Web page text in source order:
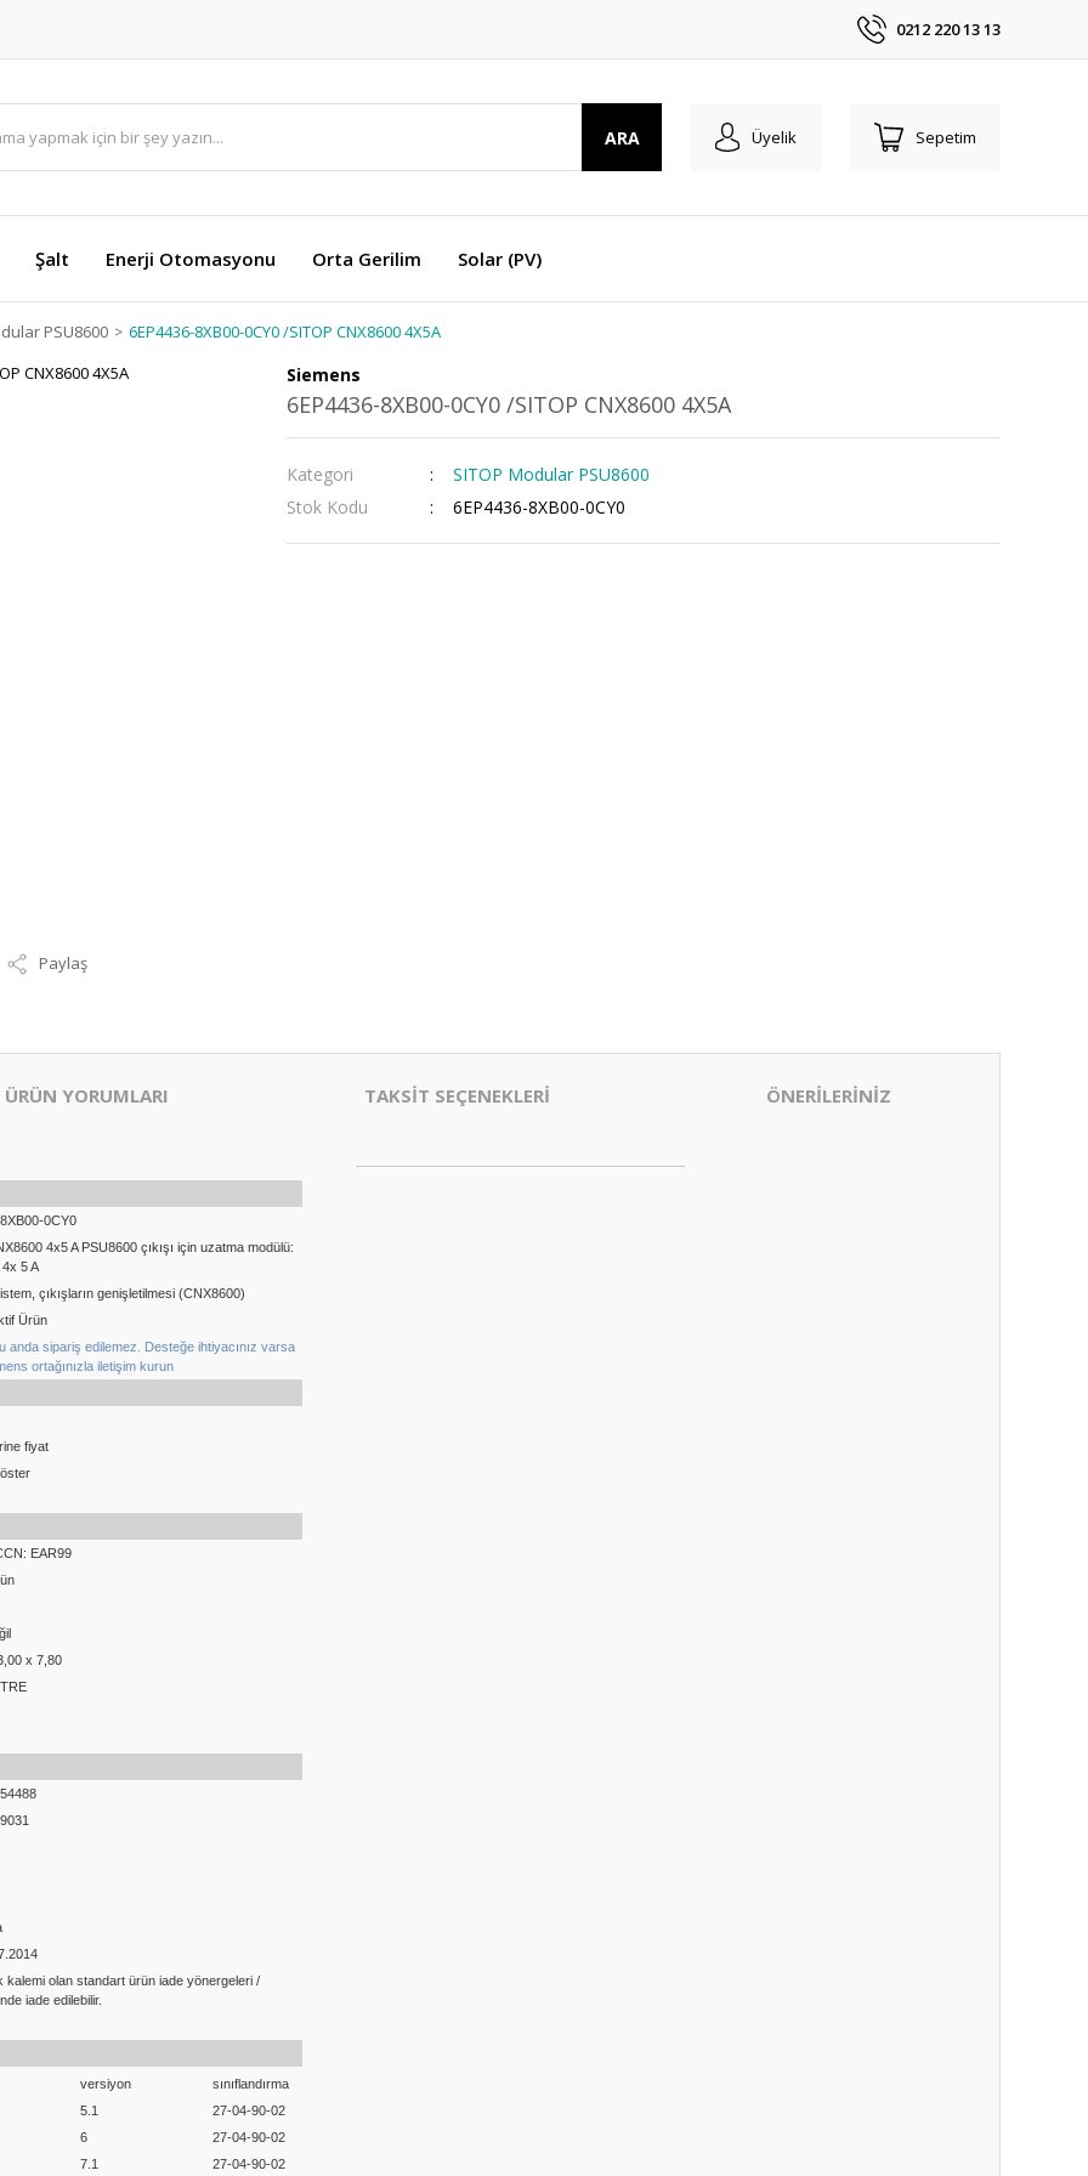
0212 220 13 13
ARA Üyelik Sepetim
Şalt Enerji Otomasyonu Orta Gerilim Solar (PV)
PSU8600 6EP4436-8XB00-0CY0 /SITOP CNX8600 4X5A
Paylaş
Siemens
6EP4436-8XB00-0CY0 /SITOP CNX8600 4X5A
Kategori
SITOP Modular PSU8600
Stok Kodu
6EP4436-8XB00-0CY0
ÜRÜN YORUMLARI TAKSİT SEÇENEKLERİ ÖNERİLERİNİZ
0CY0
4x5 A PSU8600 çıkışı için uzatma modülü:
5 A
çıkışların genişletilmesi (CNX8600)
Ürün
anda sipariş edilemez. Desteğe ihtiyacınız varsa
ortağınızla iletişim kurun
fiyat
EAR99
x 7,80
kalemi olan standart ürün iade yönergeleri /
iade edilebilir.
versiyon
sınıflandırma
5.1
27-04-90-02
6
27-04-90-02
7.1
27-04-90-02